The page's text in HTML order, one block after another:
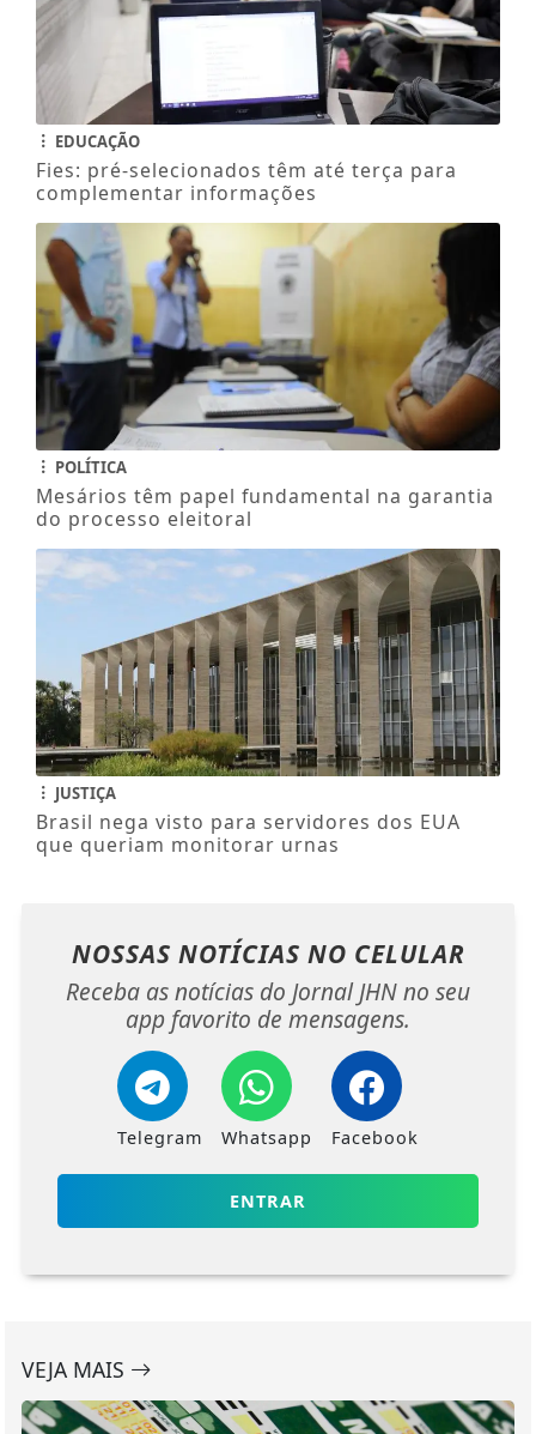
EDUCAÇÃO
Fies: pré-selecionados têm até terça para
complementar informações
POLÍTICA
Mesários têm papel fundamental na garantia
do processo eleitoral
JUSTIÇA
Brasil nega visto para servidores dos EUA
que queriam monitorar urnas
NOSSAS NOTÍCIAS NO CELULAR
Receba as notícias do Jornal JHN no seu
app favorito de mensagens.
Telegram Whatsapp Facebook
ENTRAR
VEJA MAIS